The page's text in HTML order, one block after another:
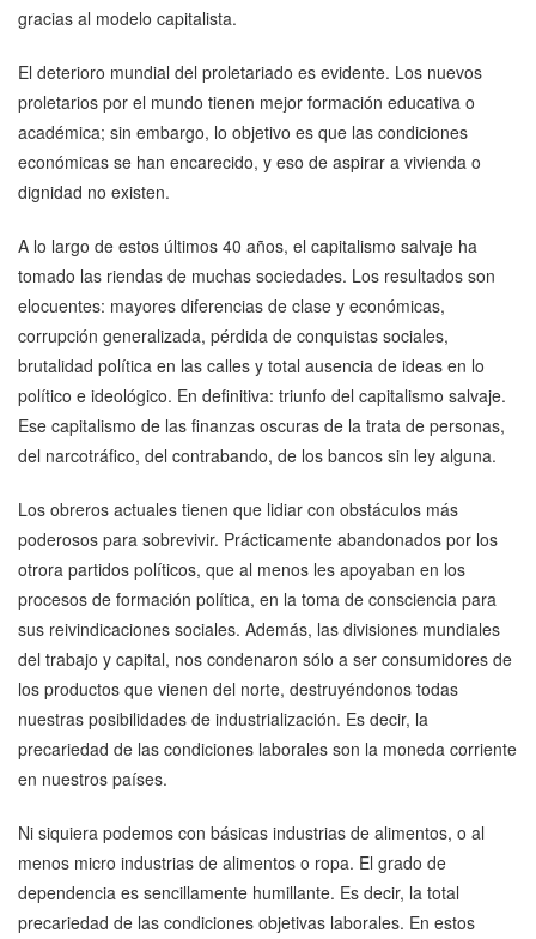
gracias al modelo capitalista.
El deterioro mundial del proletariado es evidente. Los nuevos
proletarios por el mundo tienen mejor formación educativa o
académica; sin embargo, lo objetivo es que las condiciones
económicas se han encarecido, y eso de aspirar a vivienda o
dignidad no existen.
A lo largo de estos últimos 40 años, el capitalismo salvaje ha
tomado las riendas de muchas sociedades. Los resultados son
elocuentes: mayores diferencias de clase y económicas,
corrupción generalizada, pérdida de conquistas sociales,
brutalidad política en las calles y total ausencia de ideas en lo
político e ideológico. En definitiva: triunfo del capitalismo salvaje.
Ese capitalismo de las finanzas oscuras de la trata de personas,
del narcotráfico, del contrabando, de los bancos sin ley alguna.
Los obreros actuales tienen que lidiar con obstáculos más
poderosos para sobrevivir. Prácticamente abandonados por los
otrora partidos políticos, que al menos les apoyaban en los
procesos de formación política, en la toma de consciencia para
sus reivindicaciones sociales. Además, las divisiones mundiales
del trabajo y capital, nos condenaron sólo a ser consumidores de
los productos que vienen del norte, destruyéndonos todas
nuestras posibilidades de industrialización. Es decir, la
precariedad de las condiciones laborales son la moneda corriente
en nuestros países.
Ni siquiera podemos con básicas industrias de alimentos, o al
menos micro industrias de alimentos o ropa. El grado de
dependencia es sencillamente humillante. Es decir, la total
precariedad de las condiciones objetivas laborales. En estos